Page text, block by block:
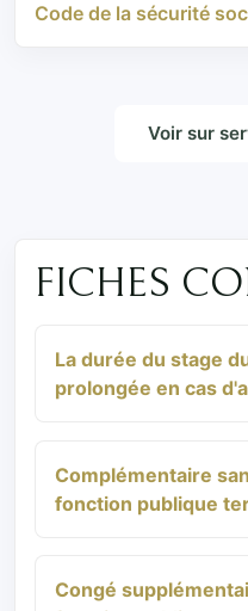
Code de la sécurité
Voir sur
FICHES
La durée du stage
prolongée en cas
Complémentaire
fonction publique
Congé